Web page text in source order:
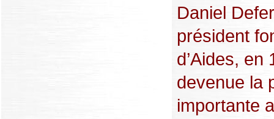
Daniel
président
d’Aides, en
devenue la
importante